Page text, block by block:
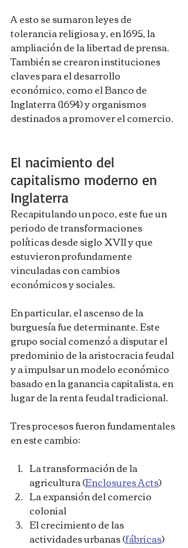
A esto se sumaron leyes de
tolerancia religiosa y, en 1695, la
ampliación de la libertad de prensa.
También se crearon instituciones
claves para el desarrollo
económico, como el Banco de
Inglaterra (1694) y organismos
destinados a promover el comercio.
El nacimiento del
capitalismo moderno en
Inglaterra
Recapitulando un poco, este fue un
periodo de transformaciones
políticas desde siglo XVII y que
estuvieron profundamente
vinculadas con cambios
económicos y sociales.
En particular, el ascenso de la
burguesía fue determinante. Este
grupo social comenzó a disputar el
predominio de la aristocracia feudal
y a impulsar un modelo económico
basado en la ganancia capitalista, en
lugar de la renta feudal tradicional.
Tres procesos fueron fundamentales
en este cambio:
La transformación de la
agricultura (Enclosures Acts)
La expansión del comercio
colonial
El crecimiento de las
actividades urbanas (fábricas)